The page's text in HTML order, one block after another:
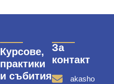
Курсове,
практики
и събития
За
контакт
akasho